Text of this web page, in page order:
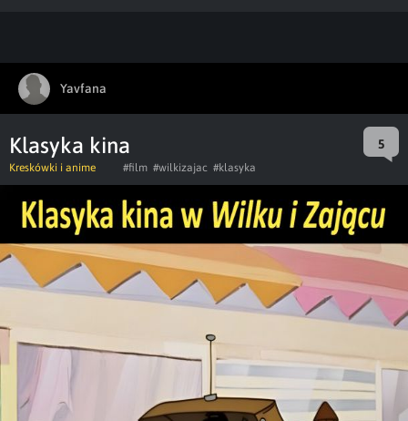
Yavfana
Klasyka kina 5
Kreskówki i anime #film #wilkizajac #klasyka